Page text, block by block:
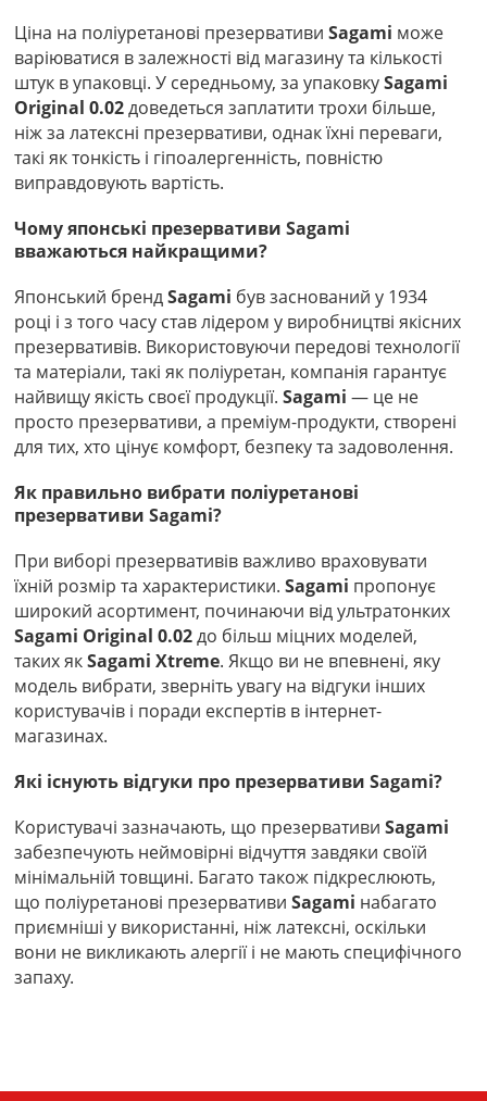
Ціна на поліуретанові презервативи Sagami може
варіюватися в залежності від магазину та кількості
штук в упаковці. У середньому, за упаковкуSagami
Original 0.02доведеться заплатити трохи більше,
ніж за латексні презервативи, однак їхні переваги,
такі як тонкість і гіпоалергенність, повністю
виправдовують вартість.
Чому японські презервативи Sagami
вважаються найкращими?
Японський брендSagami був заснований у 1934
році і з того часу став лідером у виробництві якісних
презервативів. Використовуючи передові технології
та матеріали, такі як поліуретан, компанія гарантує
найвищу якість своєї продукції. Sagami — це не
просто презервативи, а преміум-продукти, створені
для тих, хто цінує комфорт, безпеку та задоволення.
Як правильно вибрати поліуретанові
презервативи Sagami?
При виборі презервативів важливо враховувати
їхній розмір та характеристики. Sagami пропонує
широкий асортимент, починаючи від ультратонких
Sagami Original 0.02до більш міцних моделей,
таких якSagami Xtreme. Якщо ви не впевнені, яку
модель вибрати, зверніть увагу на відгуки інших
користувачів і поради експертів в інтернет-
магазинах.
Які існують відгуки про презервативи Sagami?
Користувачі зазначають, що презервативи Sagami
забезпечують неймовірні відчуття завдяки своїй
мінімальній товщині. Багато також підкреслюють,
що поліуретанові презервативи Sagami набагато
приємніші у використанні, ніж латексні, оскільки
вони не викликають алергії і не мають специфічного
запаху.